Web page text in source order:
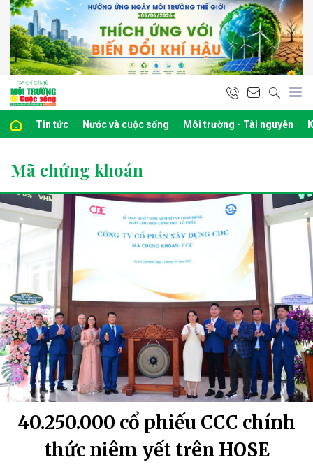
Tin tức Nước và cuộc sống Môi trường - Tài nguyên
Mã chứng khoán
40.250.000 cổ phiếu CCC chính
thức niêm yết trên HOSE